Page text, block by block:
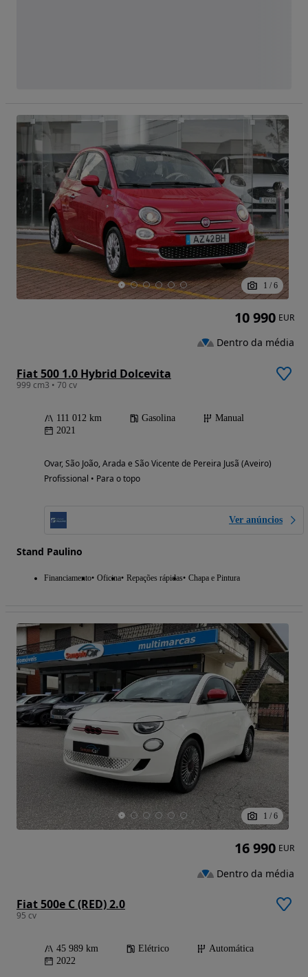
1 / 6
Fiat 500 1.0 Hybrid Dolcevita
999 cm3 • 70 cv
111 012 km Gasolina
Manual
2021
Ovar, São João, Arada e São Vicente de Pereira Jusã (Aveiro)
Profissional • Para o topo
Ver anúncios
Stand Paulino
Financiamento Oficina Repações rápidas Chapa e Pintura
10 990 EUR
Dentro da média
1 / 6
Fiat 500e C (RED) 2.0
95 cv
45 989 km Elétrico
Automática
2022
16 990 EUR
Dentro da média